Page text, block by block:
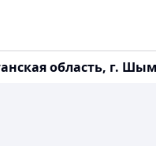
область, г.